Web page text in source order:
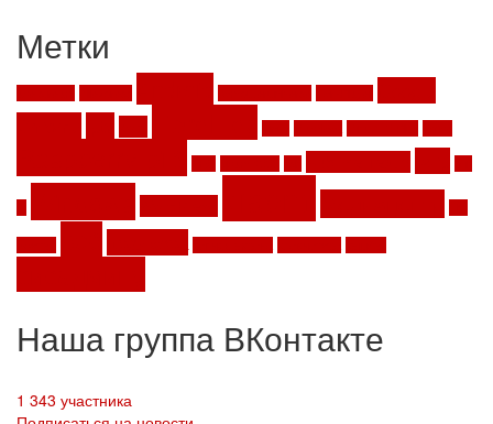
Метки
Наша группа ВКонтакте
1 343 участника